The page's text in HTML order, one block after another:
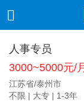
人事专员
3000~5000元/月
江苏省/泰州市
不限 | 大专 | 1-3年